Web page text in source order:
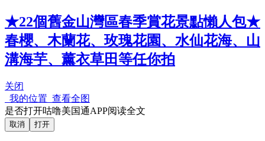
★22個舊金山灣區春季賞花景點懶人包★
春櫻、木蘭花、玫瑰花園、水仙花海、山
溝海芋、薰衣草田等任你拍
关闭
我的位置 查看全图
是否打开咕噜美国通APP阅读全文
取消 打开